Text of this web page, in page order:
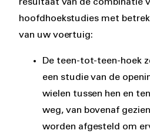
resultaat van de combinatie
hoofdhoekstudies met
van uw voertuig:
De teen-tot-teen-hoek
een studie van de
wielen tussen hen en
weg, van bovenaf
worden afgesteld om